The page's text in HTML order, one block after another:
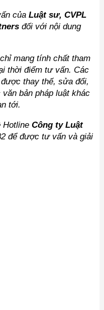
củaLuật sư, CVPL
đối với nội dung
mang tính chất tham
thời điểm tư vấn. Các
thay thế, sửa đổi,
bản pháp luật khác
tới.
HotlineCông ty Luật
để được tư vấn và giải